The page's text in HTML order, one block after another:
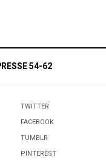
54-62
TWITTER
FACEBOOK
TUMBLR
PINTEREST